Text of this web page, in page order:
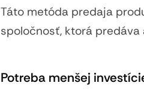
Táto metóda predaja
spoločnosť, ktorá predáva
Potreba menšej